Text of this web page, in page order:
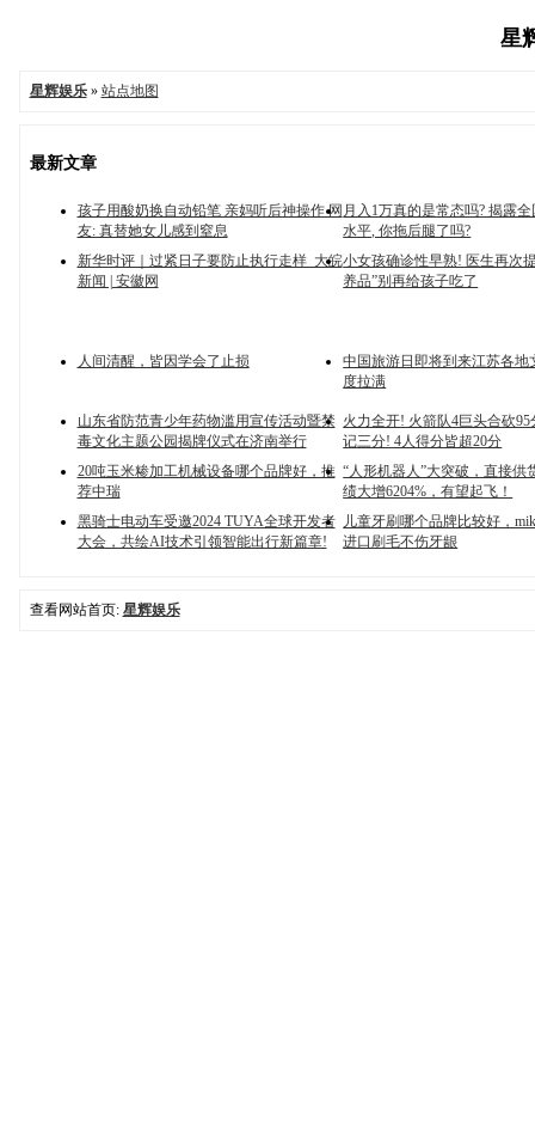
星
星辉娱乐» 站点地图
最新文章
孩子用酸奶换自动铅笔 亲妈听后神操作 网
友: 真替她女儿感到窒息
月入1万真的是常态吗? 揭露
水平, 你拖后腿了吗?
新华时评｜过紧日子要防止执行走样_大皖
新闻 | 安徽网
小女孩确诊性早熟! 医生再次
养品”别再给孩子吃了
人间清醒，皆因学会了止损
中国旅游日即将到来江苏各地
度拉满
山东省防范青少年药物滥用宣传活动暨禁
毒文化主题公园揭牌仪式在济南举行
火力全开! 火箭队4巨头合砍95
记三分! 4人得分皆超20分
20吨玉米糁加工机械设备哪个品牌好，推
荐中瑞
“人形机器人”大突破，直接供
绩大增6204%，有望起飞！
黑骑士电动车受邀2024 TUYA全球开发者
大会，共绘AI技术引领智能出行新篇章!
儿童牙刷哪个品牌比较好，
进口刷毛不伤牙龈
查看网站首页: 星辉娱乐